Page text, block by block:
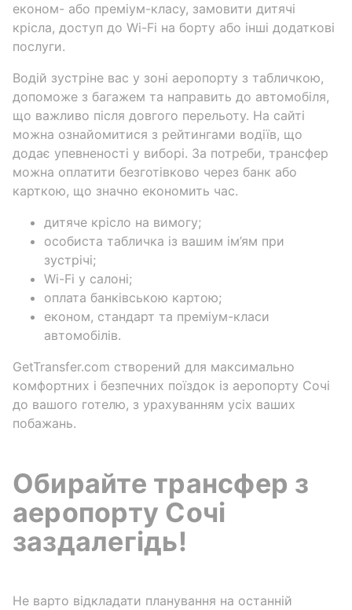
економ- або преміум-класу, замовити дитячі
крісла, доступ до Wi-Fi на борту або інші додаткові
послуги.
Водій зустріне вас у зоні аеропорту з табличкою,
допоможе з багажем та направить до автомобіля,
що важливо після довгого перельоту. На сайті
можна ознайомитися з рейтингами водіїв, що
додає упевненості у виборі. За потреби, трансфер
можна оплатити безготівково через банк або
карткою, що значно економить час.
дитяче крісло на вимогу;
особиста табличка із вашим ім’ям при
зустрічі;
Wi-Fi у салоні;
оплата банківською картою;
економ, стандарт та преміум-класи
автомобілів.
GetTransfer.com створений для максимально
комфортних і безпечних поїздок із аеропорту Сочі
до вашого готелю, з урахуванням усіх ваших
побажань.
Обирайте трансфер з
аеропорту Сочі
заздалегідь!
Не варто відкладати планування на останній